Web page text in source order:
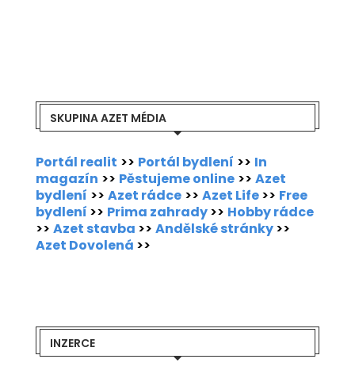
SKUPINA AZET MÉDIA
Portál realit >> Portál bydlení >> In
magazín >> Pěstujeme online >> Azet
bydlení >> Azet rádce >> Azet Life>> Free
bydlení >> Prima zahrady>> Hobby rádce
>> Azet stavba >> Andělské stránky>>
Azet Dovolená >>
INZERCE